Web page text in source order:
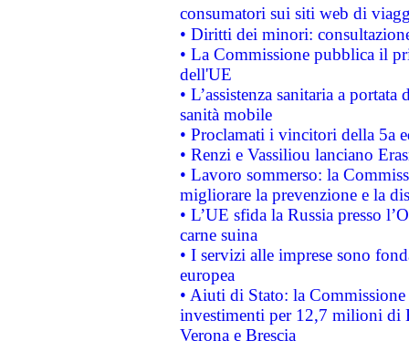
consumatori sui siti web di
• Diritti dei minori:
• La Commissione pubblica il
dell'UE
• L’assistenza sanitaria a
sanità mobile
• Proclamati i vincitori della 5a
• Renzi e Vassiliou lanciano
• Lavoro sommerso: la
migliorare la prevenzione e la
• L’UE sfida la Russia presso
carne suina
• I servizi alle imprese sono
europea
• Aiuti di Stato: la
investimenti per 12,7 milioni di
Verona e Brescia